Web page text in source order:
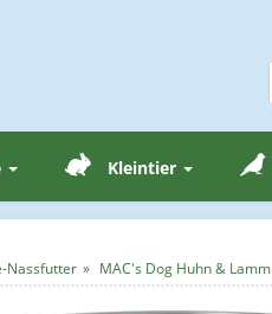
Kleintier
Nassfutter MAC's Dog Huhn & Lamm